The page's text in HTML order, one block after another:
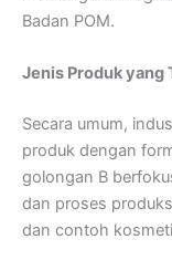
Badan POM.
Jenis Produk yang
Secara umum,
produk dengan
golongan B
dan proses
dan contoh